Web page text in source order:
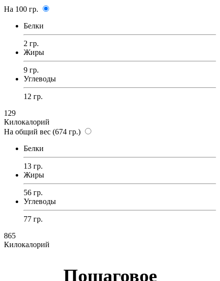
На 100 гр.
Белки
2 гр.
Жиры
9 гр.
Углеводы
12 гр.
129
Килокалорий
На общий вес (674 гр.)
Белки
13 гр.
Жиры
56 гр.
Углеводы
77 гр.
865
Килокалорий
Пошаговое